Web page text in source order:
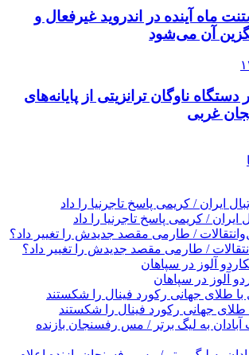
ماه آینده در اندروید غیرفعال و
آن می‌شود
۶۰ هزار دستگاه ناوگان ترانزیتی از پایانه‌های
‌غربی
ایران / کریمی پاسخ تاجرنیا را داد
/ طارمی مقصد جدیدش را تغییر داد؟
آلوز در سپاهان
طلای جهانی رکورد فینال را شکستند